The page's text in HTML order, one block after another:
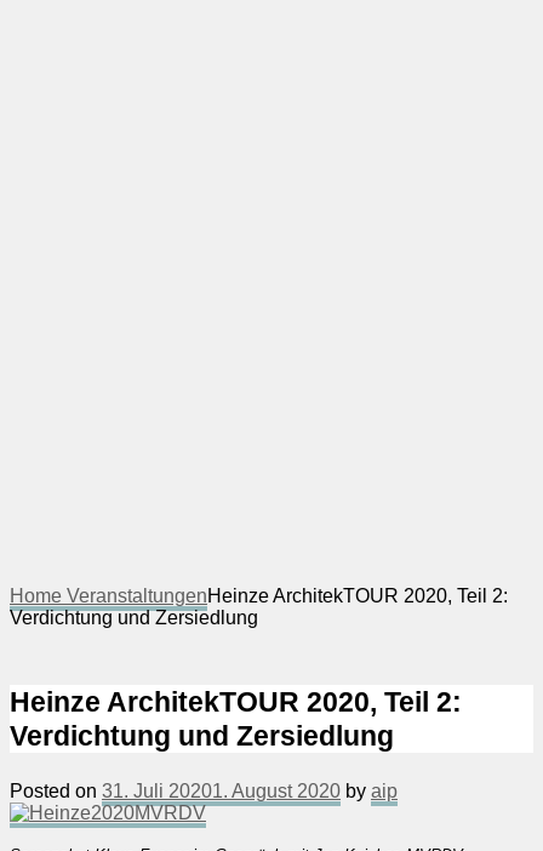
Home VeranstaltungenHeinze ArchitekTOUR 2020, Teil 2:
Verdichtung und Zersiedlung
Heinze ArchitekTOUR 2020, Teil 2:
Verdichtung und Zersiedlung
Posted on 31. Juli 20201. August 2020 by aip